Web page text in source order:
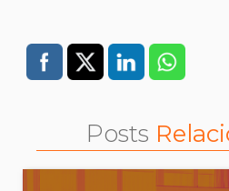
Posts